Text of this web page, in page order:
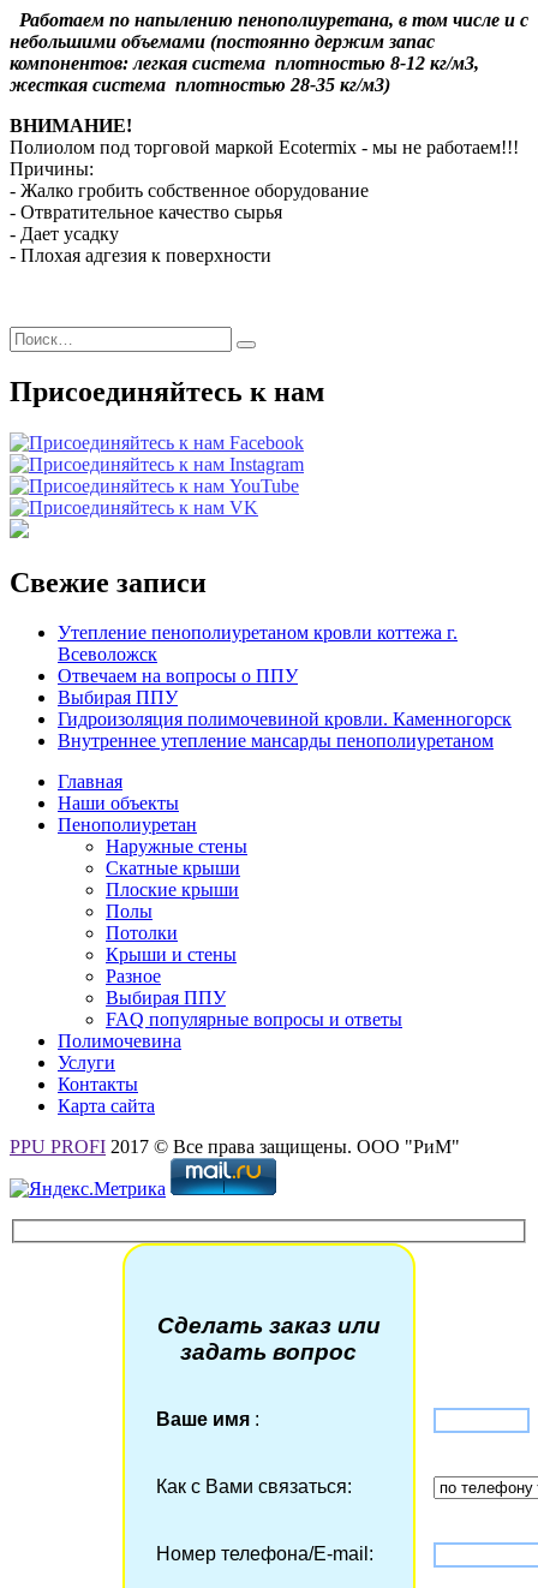
Работаем по напылению пенополиуретана, в том числе и с
небольшими объемами (постоянно держим запас
компонентов: легкая система плотностью 8-12 кг/м3,
жесткая система плотностью 28-35 кг/м3)
ВНИМАНИЕ!
Полиолом под торговой маркой Ecotermix - мы не работаем!!!
Причины:
- Жалко гробить собственное оборудование
- Отвратительное качество сырья
- Дает усадку
- Плохая адгезия к поверхности
Искать:
Поиск
Присоединяйтесь к нам
Свежие записи
Утепление пенополиуретаном кровли коттежа г.
Всеволожск
Отвечаем на вопросы о ППУ
Выбирая ППУ
Гидроизоляция полимочевиной кровли. Каменногорск
Внутреннее утепление мансарды пенополиуретаном
Главная
Наши объекты
Пенополиуретан
Наружные стены
Скатные крыши
Плоские крыши
Полы
Потолки
Крыши и стены
Разное
Выбирая ППУ
FAQ популярные вопросы и ответы
Полимочевина
Услуги
Контакты
Карта сайта
PPU PROFI 2017 © Все права защищены. ООО "РиМ"
Сделать заказ или
задать вопрос
Ваше имя:
Как с Вами связаться:
Номер телефона/Е-mail: